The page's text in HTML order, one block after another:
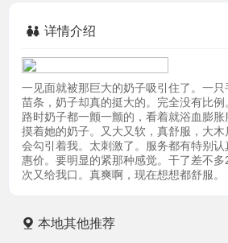
详情介绍
一见面就被那巨大的奶子吸引住了。一
苗条，奶子却真的挺大的。完全没有比
路时奶子都一颤一颤的，看着就浴血膨
摸着她的奶子。又大又软，真舒服，大
会勾引着我。太刺激了。服务都有特别
惠价。要明显的紧那种感觉。干了差不
次又给我口。真爽啊，现在想想都舒服。
本地其他推荐